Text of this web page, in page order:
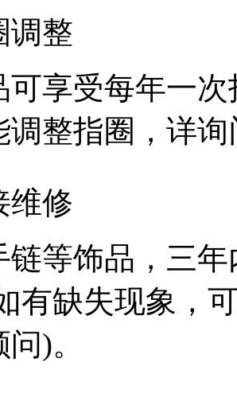
调整
可享受每年一
调整指圈，详
维修
链等饰品，三
有缺失现象，
)。